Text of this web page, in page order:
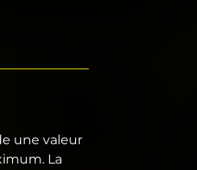
une valeur
La